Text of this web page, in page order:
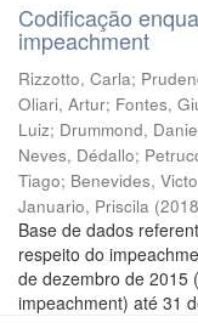
Codificação
impeachment
Rizzotto, Carla;
Oliari, Artur; Fontes,
Luiz; Drummond,
Neves, Dédallo;
Tiago; Benevides,
Januario, Priscila (2018
Base de dados
respeito do
de dezembro de 2015
impeachment) até 31